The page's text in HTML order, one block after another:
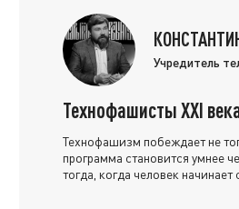
Учредитель
Технофашисты XXI
Технофашизм побеждает не
программа становится умнее
тогда, когда человек